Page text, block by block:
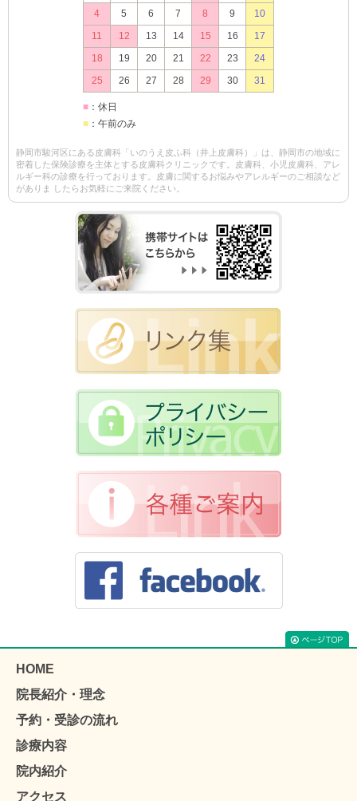
4
5 6 7 8 9
10
11
12 13 14 15 16
17
18
19 20 21 22 23
24
25
26 27 28 29 30 31
■ ：休日
■ ：午前のみ
静岡市駿河区にある皮膚科「いのうえ皮ふ科（井上皮膚科）」は、静岡市の地域に
密着した保険診療を主体とする皮膚科クリニックです。皮膚科、小児皮膚科、アレ
ルギー科の診療を行っております。皮膚に関するお悩みやアレルギーのご相談など
がありま したらお気軽にご来院ください。
HOME
院長紹介・理念
予約・受診の流れ
診療内容
院内紹介
アクセス